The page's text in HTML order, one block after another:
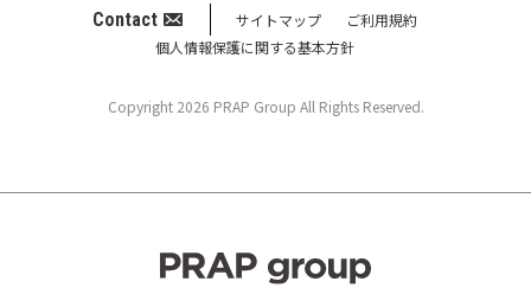
Contact サイトマップ
ご利用規約
個人情報保護に関する基本方針
Copyright 2026 PRAP Group All Rights Reserved.